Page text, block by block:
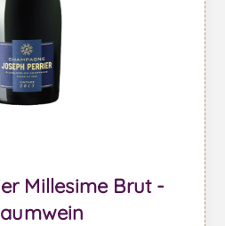
Millesime Brut -